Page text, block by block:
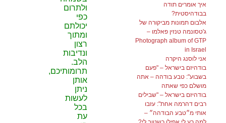
איך אומרים תודה
בבודהיסטית?
אלבום תמונות מביקורה של
ג'טסונמה טנזין פאלמו –
Photograph album of GTP
in Israel
אני לוסנג היקרה
בודהיזם בישראל – "פעם
בשבוע": טבע בודהה – אתה
מושלם כפי שאתה
בודהיזם בישראל – "שבילים
רבים דהרמה אחת": עזבו
אותי מ״טבע הבודהה״ –
ולתרום
כפי
יכולתם
ומתוך
רצון
ונדיבות
הלב.
תרומותיכם,
אותן
ניתן
לעשות
בכל
עת